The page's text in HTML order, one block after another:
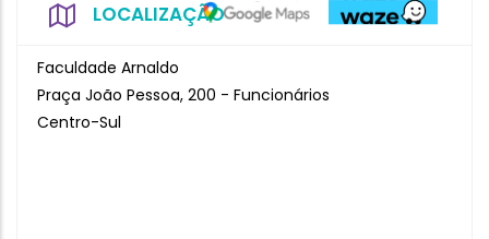
LOCALIZAÇÃO
Faculdade Arnaldo
Praça João Pessoa, 200 - Funcionários
Centro-Sul